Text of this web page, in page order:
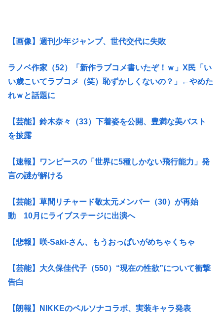
【画像】週刊少年ジャンプ、世代交代に失敗
ラノベ作家（52）「新作ラブコメ書いたぞ！ｗ」X民「い
い歳こいてラブコメ（笑）恥ずかしくないの？」←やめた
れｗと話題に
【芸能】鈴木奈々（33）下着姿を公開、豊満な美バスト
を披露
【速報】ワンピースの「世界に5種しかない飛行能力」発
言の謎が解ける
【芸能】草間リチャード敬太元メンバー（30）が再始
動 10月にライブステージに出演へ
【悲報】咲-Saki-さん、もうおっぱいがめちゃくちゃ
【芸能】大久保佳代子（550）“現在の性欲”について衝撃
告白
【朗報】NIKKEのペルソナコラボ、実装キャラ発表